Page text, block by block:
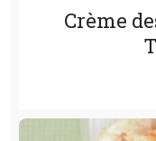
Crème